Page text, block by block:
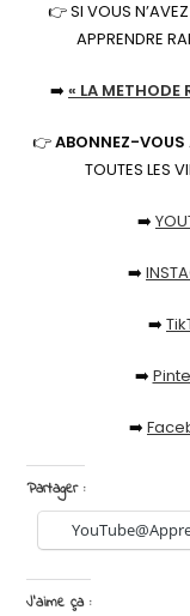
👉 SI VOUS
APPRENDRE
➡️ « LA METHODE
👉ABONNEZ-VOUS
TOUTES LES
➡️
➡️
➡️
➡️
➡️
Partager :
J’aime ça :